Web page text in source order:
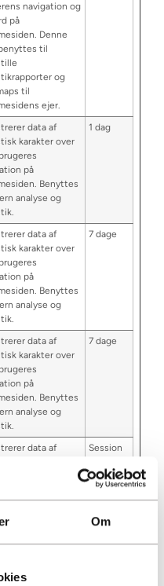
Om
navigation og
på
Denne
til
og
til
ejer.
data af
karakter over
på
Benyttes
analyse og
1 dag
data af
karakter over
på
Benyttes
analyse og
7 dage
data af
karakter over
på
Benyttes
analyse og
7 dage
data af
Benyttes
analyse og
Session